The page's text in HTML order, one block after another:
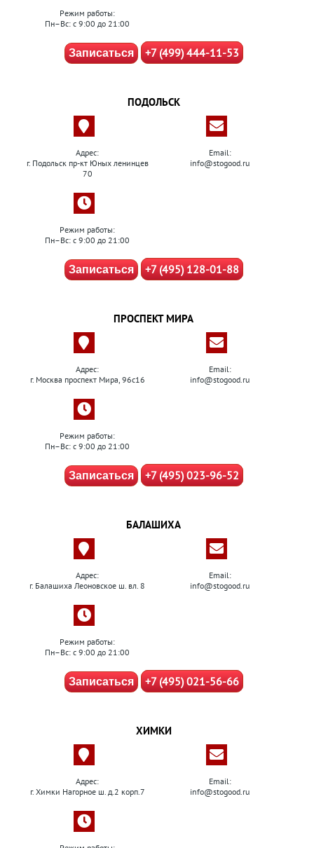
Режим работы:
Пн–Вс: с 9:00 до 21:00
Записаться +7 (499) 444-11-53
ПОДОЛЬСК
Адрес:
г. Подольск пр-кт Юных ленинцев
70
Email:
info@stogood.ru
Режим работы:
Пн–Вс: с 9:00 до 21:00
Записаться +7 (495) 128-01-88
ПРОСПЕКТ МИРА
Адрес:
г. Москва проспект Мира, 96с16
Email:
info@stogood.ru
Режим работы:
Пн–Вс: с 9:00 до 21:00
Записаться +7 (495) 023-96-52
БАЛАШИХА
Адрес:
г. Балашиха Леоновское ш. вл. 8
Email:
info@stogood.ru
Режим работы:
Пн–Вс: с 9:00 до 21:00
Записаться +7 (495) 021-56-66
ХИМКИ
Адрес:
г. Химки Нагорное ш. д.2 корп.7
Email:
info@stogood.ru